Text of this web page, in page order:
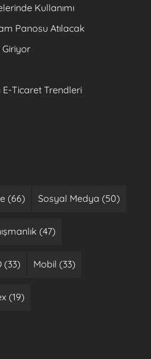
Kullanımı
Panosu Atılacak
E-Ticaret Trendleri
(66) Sosyal Medya (50)
(47)
(33) Mobil (33)
(19)